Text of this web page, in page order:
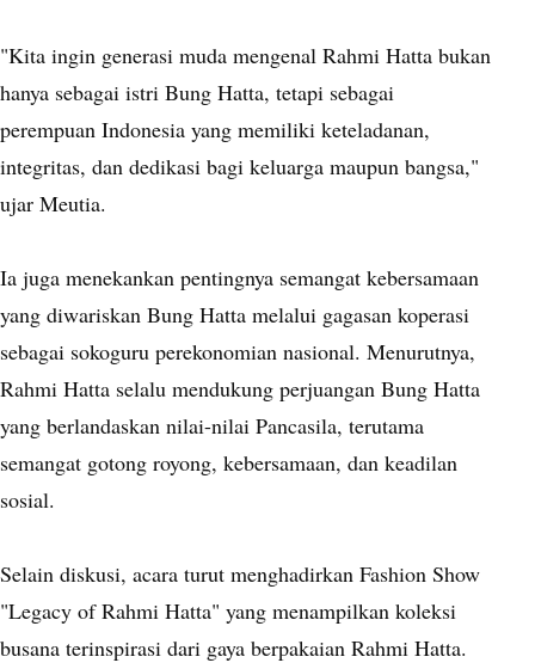
"Kita ingin generasi muda mengenal Rahmi Hatta bukan
hanya sebagai istri Bung Hatta, tetapi sebagai
perempuan Indonesia yang memiliki keteladanan,
integritas, dan dedikasi bagi keluarga maupun bangsa,"
ujar Meutia.
Ia juga menekankan pentingnya semangat kebersamaan
yang diwariskan Bung Hatta melalui gagasan koperasi
sebagai sokoguru perekonomian nasional. Menurutnya,
Rahmi Hatta selalu mendukung perjuangan Bung Hatta
yang berlandaskan nilai-nilai Pancasila, terutama
semangat gotong royong, kebersamaan, dan keadilan
sosial.
Selain diskusi, acara turut menghadirkan Fashion Show
"Legacy of Rahmi Hatta" yang menampilkan koleksi
busana terinspirasi dari gaya berpakaian Rahmi Hatta.